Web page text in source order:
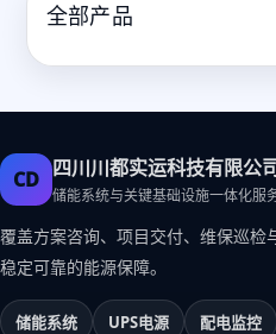
全部产品
CD 四川川都实运科技有限公
储能系统与关键基础设施一体化服
覆盖方案咨询、项目交付、维保巡
稳定可靠的能源保障。
储能系统 UPS电源 配电监控